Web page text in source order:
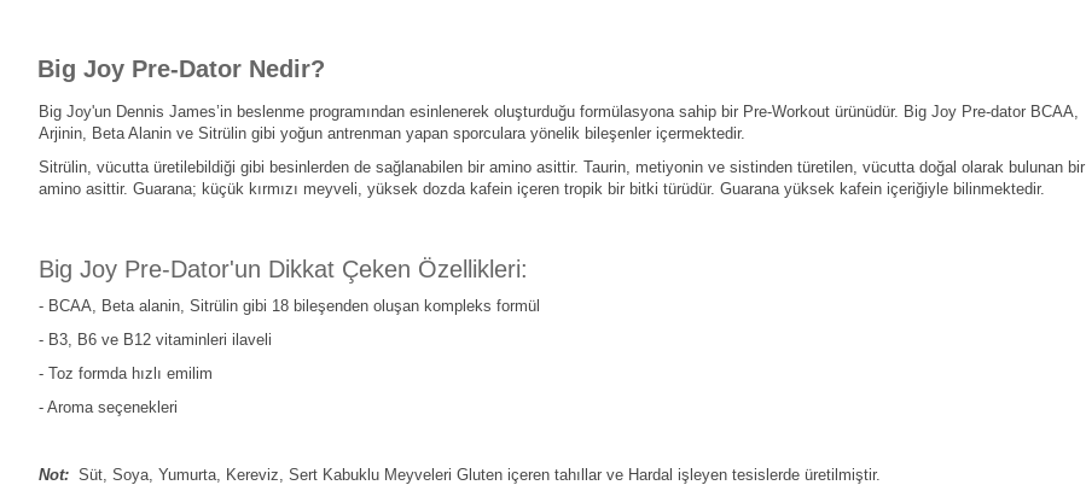
Big Joy Pre-Dator Nedir?
Big Joy'un Dennis James’in beslenme programından esinlenerek oluşturduğu formülasyona sahip bir Pre-Workout ürünüdür. Big Joy Pre-dator BCAA,
Arjinin, Beta Alanin ve Sitrülin gibi yoğun antrenman yapan sporculara yönelik bileşenler içermektedir.
Sitrülin, vücutta üretilebildiği gibi besinlerden de sağlanabilen bir amino asittir. Taurin, metiyonin ve sistinden türetilen, vücutta doğal olarak bulunan bir
amino asittir. Guarana; küçük kırmızı meyveli, yüksek dozda kafein içeren tropik bir bitki türüdür. Guarana yüksek kafein içeriğiyle bilinmektedir.
Big Joy Pre-Dator'un Dikkat Çeken Özellikleri:
- BCAA, Beta alanin, Sitrülin gibi 18 bileşenden oluşan kompleks formül
- B3, B6 ve B12 vitaminleri ilaveli
- Toz formda hızlı emilim
- Aroma seçenekleri
Not: Süt, Soya, Yumurta, Kereviz, Sert Kabuklu Meyveleri Gluten içeren tahıllar ve Hardal işleyen tesislerde üretilmiştir.